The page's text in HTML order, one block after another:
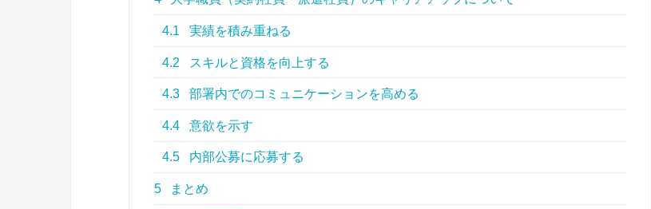
4.1 実績を積み重ねる
4.2 スキルと資格を向上する
4.3 部署内でのコミュニケーションを高める
4.4 意欲を示す
4.5 内部公募に応募する
5 まとめ